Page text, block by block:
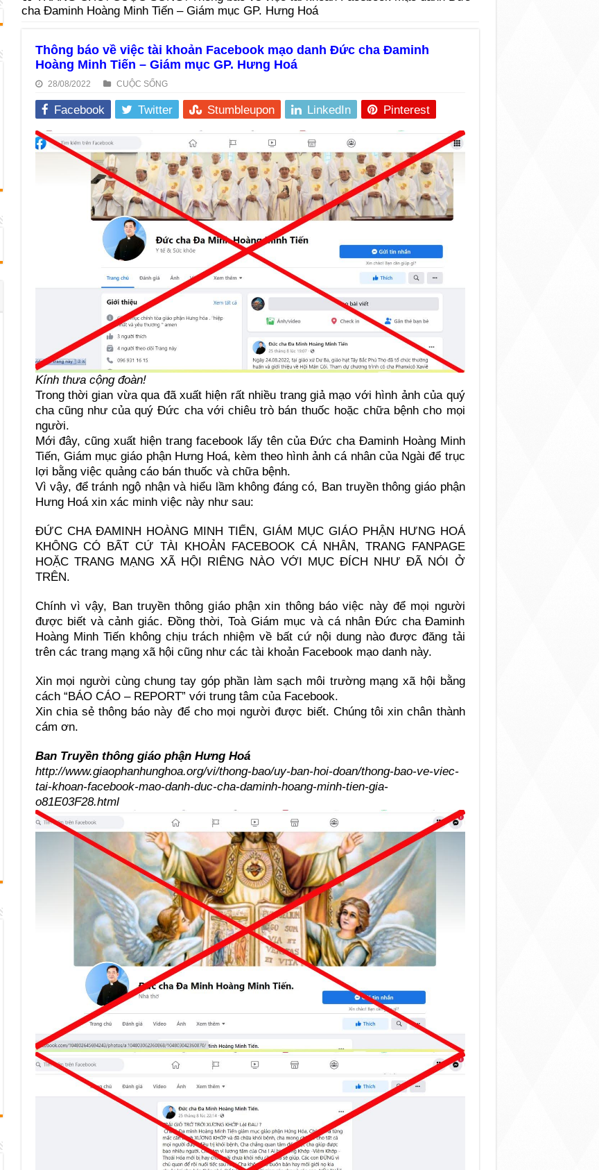
cha Đaminh Hoàng Minh Tiến – Giám mục GP. Hưng Hoá
Thông báo về việc tài khoản Facebook mạo danh Đức cha Đaminh
Hoàng Minh Tiến – Giám mục GP. Hưng Hoá
28/08/2022 CUỘC SỐNG
Facebook Twitter Stumbleupon LinkedIn Pinterest
Kính thưa cộng đoàn!
Trong thời gian vừa qua đã xuất hiện rất nhiều trang giả mạo với hình ảnh của quý
cha cũng như của quý Đức cha với chiêu trò bán thuốc hoặc chữa bệnh cho mọi
người.
Mới đây, cũng xuất hiện trang facebook lấy tên của Đức cha Đaminh Hoàng Minh
Tiến, Giám mục giáo phận Hưng Hoá, kèm theo hình ảnh cá nhân của Ngài để trục
lợi bằng việc quảng cáo bán thuốc và chữa bệnh.
Vì vậy, để tránh ngộ nhận và hiểu lầm không đáng có, Ban truyền thông giáo phận
Hưng Hoá xin xác minh việc này như sau:
ĐỨC CHA ĐAMINH HOÀNG MINH TIẾN, GIÁM MỤC GIÁO PHẬN HƯNG HOÁ
KHÔNG CÓ BẤT CỨ TÀI KHOẢN FACEBOOK CÁ NHÂN, TRANG FANPAGE
HOẶC TRANG MẠNG XÃ HỘI RIÊNG NÀO VỚI MỤC ĐÍCH NHƯ ĐÃ NÓI Ở
TRÊN.
Chính vì vậy, Ban truyền thông giáo phận xin thông báo việc này để mọi người
được biết và cảnh giác. Đồng thời, Toà Giám mục và cá nhân Đức cha Đaminh
Hoàng Minh Tiến không chịu trách nhiệm về bất cứ nội dung nào được đăng tải
trên các trang mạng xã hội cũng như các tài khoản Facebook mạo danh này.
Xin mọi người cùng chung tay góp phần làm sạch môi trường mạng xã hội bằng
cách “BÁO CÁO – REPORT” với trung tâm của Facebook.
Xin chia sẻ thông báo này để cho mọi người được biết. Chúng tôi xin chân thành
cám ơn.
Ban Truyền thông giáo phận Hưng Hoá
http://www.giaophanhunghoa.org/vi/thong-bao/uy-ban-hoi-doan/thong-bao-ve-viec-
tai-khoan-facebook-mao-danh-duc-cha-daminh-hoang-minh-tien-gia-
o81E03F28.html